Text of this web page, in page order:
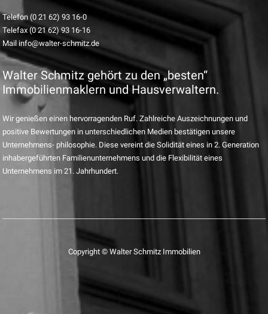
Telefon (0 21 62) 93 16-0
Telefax (0 21 62) 93 16-16
Mail info@walter-schmitz.de
Walter Schmitz gehört zu den „besten“
Immobilienmaklern und Hausverwaltern.
Wir genießen einen hervorragenden Ruf. Zahlreiche Auszeichnungen und
positive Bewertungen in unterschiedlichen Medien bestätigen unsere
Unternehmens- philosophie. Diese vereint die Solidität eines in 2. Generation
inhabergeführten Familienunternehmens und die Flexibilität eines
Unternehmens im 21. Jahrhundert.
Copyright © Walter Schmitz Immobilien